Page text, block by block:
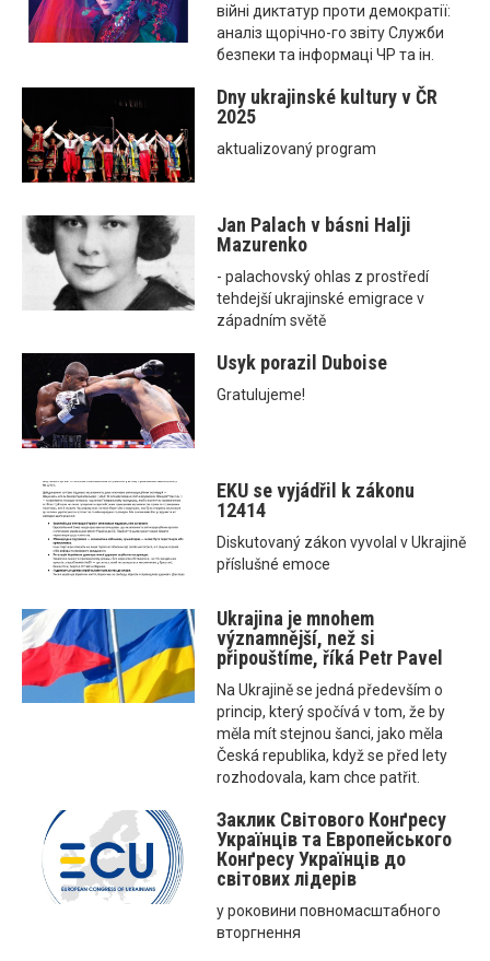
війні диктатур проти демократії:
аналіз щорічно-го звіту Служби
безпеки та інформаці ЧР та ін.
Dny ukrajinské kultury v ČR
2025
aktualizovaný program
Jan Palach v básni Halji
Mazurenko
- palachovský ohlas z prostředí
tehdejší ukrajinské emigrace v
západním světě
Usyk porazil Duboise
Gratulujeme!
EKU se vyjádřil k zákonu
12414
Diskutovaný zákon vyvolal v Ukrajině
příslušné emoce
Ukrajina je mnohem
významnější, než si
připouštíme, říká Petr Pavel
Na Ukrajině se jedná především o
princip, který spočívá v tom, že by
měla mít stejnou šanci, jako měla
Česká republika, když se před lety
rozhodovala, kam chce patřit.
Заклик Світового Конґресу
Українців та Eвропейського
Конґресу Українців до
світових лідерів
у роковини повномасштабного
вторгнення